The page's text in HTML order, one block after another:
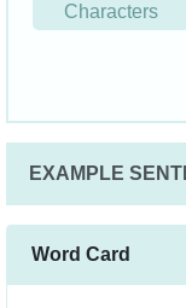
Characters
EXAMPLE
Word Card